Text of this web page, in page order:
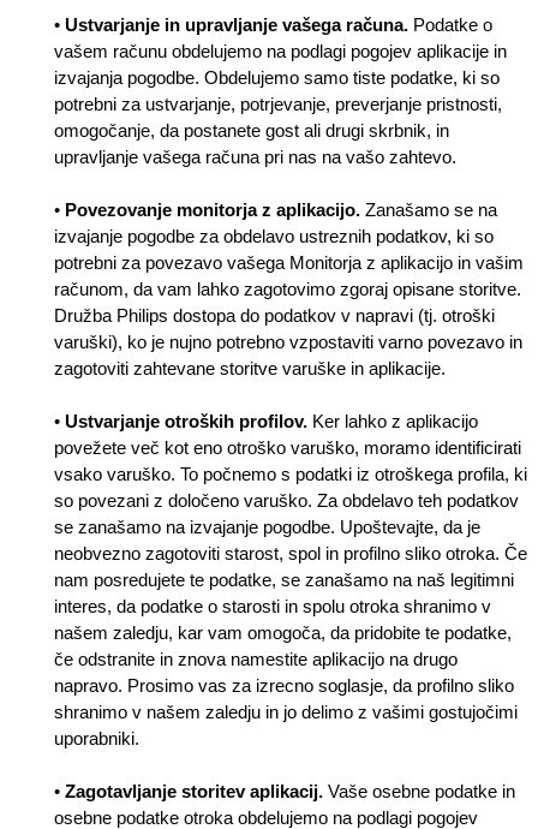
•Ustvarjanje in upravljanje vašega računa. Podatke o
vašem računu obdelujemo na podlagi pogojev aplikacije in
izvajanja pogodbe. Obdelujemo samo tiste podatke, ki so
potrebni za ustvarjanje, potrjevanje, preverjanje pristnosti,
omogočanje, da postanete gost ali drugi skrbnik, in
upravljanje vašega računa pri nas na vašo zahtevo.
• Povezovanje monitorja z aplikacijo. Zanašamo se na
izvajanje pogodbe za obdelavo ustreznih podatkov, ki so
potrebni za povezavo vašega Monitorja z aplikacijo in vašim
računom, da vam lahko zagotovimo zgoraj opisane storitve.
Družba Philips dostopa do podatkov v napravi (tj. otroški
varuški), ko je nujno potrebno vzpostaviti varno povezavo in
zagotoviti zahtevane storitve varuške in aplikacije.
• Ustvarjanje otroških profilov. Ker lahko z aplikacijo
povežete več kot eno otroško varuško, moramo identificirati
vsako varuško. To počnemo s podatki iz otroškega profila, ki
so povezani z določeno varuško. Za obdelavo teh podatkov
se zanašamo na izvajanje pogodbe. Upoštevajte, da je
neobvezno zagotoviti starost, spol in profilno sliko otroka. Če
nam posredujete te podatke, se zanašamo na naš legitimni
interes, da podatke o starosti in spolu otroka shranimo v
našem zaledju, kar vam omogoča, da pridobite te podatke,
če odstranite in znova namestite aplikacijo na drugo
napravo. Prosimo vas za izrecno soglasje, da profilno sliko
shranimo v našem zaledju in jo delimo z vašimi gostujočimi
uporabniki.
• Zagotavljanje storitev aplikacij. Vaše osebne podatke in
osebne podatke otroka obdelujemo na podlagi pogojev